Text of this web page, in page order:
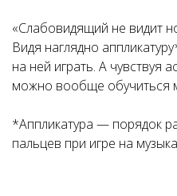
«Слабовидящий не видит
Видя наглядно
на ней играть. А чувствуя
можно вообще обучиться
*Аппликатура — порядок
пальцев при игре на